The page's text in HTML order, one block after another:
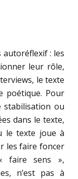
: les
leur rôle,
le texte
poétique. Pour
stabilisation ou
dans le texte,
le texte joue à
les faire foncer
faire sens »,
n’est pas à